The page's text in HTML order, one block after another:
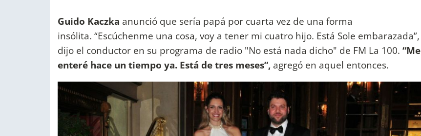
Guido Kaczka anunció que sería papá por cuarta vez de una forma
insólita. “Escúchenme una cosa, voy a tener mi cuatro hijo. Está Sole embarazada”,
dijo el conductor en su programa de radio "No está nada dicho" de FM La 100. “Me
enteré hace un tiempo ya. Está de tres meses”, agregó en aquel entonces.